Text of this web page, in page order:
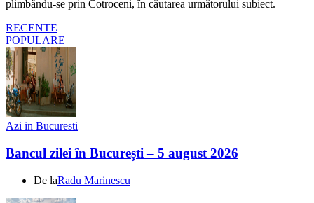
plimbându-se prin Cotroceni, în căutarea următorului subiect.
RECENTE
POPULARE
Azi in Bucuresti
Bancul zilei în București – 5 august 2026
De laRadu Marinescu